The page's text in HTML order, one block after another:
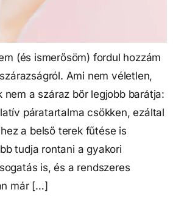
(és ismerősöm) fordul hozzám
Ami nem véletlen,
nem a száraz bőr legjobb barátja:
páratartalma csökken, ezáltal
a belső terek fűtése is
tudja rontani a gyakori
is, és a rendszeres
már […]